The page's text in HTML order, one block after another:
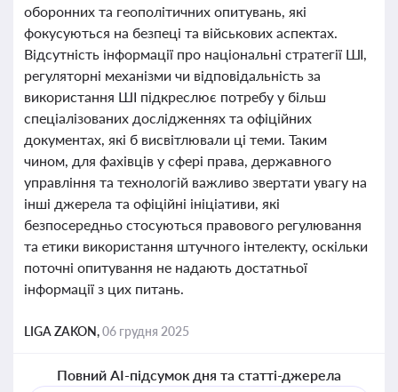
оборонних та геополітичних опитувань, які
фокусуються на безпеці та військових аспектах.
Відсутність інформації про національні стратегії ШІ,
регуляторні механізми чи відповідальність за
використання ШІ підкреслює потребу у більш
спеціалізованих дослідженнях та офіційних
документах, які б висвітлювали ці теми. Таким
чином, для фахівців у сфері права, державного
управління та технологій важливо звертати увагу на
інші джерела та офіційні ініціативи, які
безпосередньо стосуються правового регулювання
та етики використання штучного інтелекту, оскільки
поточні опитування не надають достатньої
інформації з цих питань.
LIGA ZAKON,06 грудня 2025
Повний AI-підсумок дня та статті-джерела